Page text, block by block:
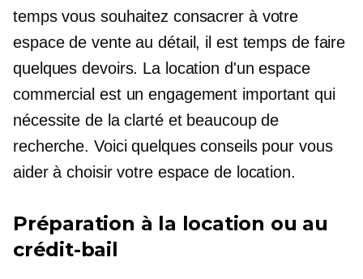
temps vous souhaitez consacrer à votre
espace de vente au détail, il est temps de faire
quelques devoirs. La location d'un espace
commercial est un engagement important qui
nécessite de la clarté et beaucoup de
recherche. Voici quelques conseils pour vous
aider à choisir votre espace de location.
Préparation à la location ou au
crédit-bail